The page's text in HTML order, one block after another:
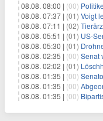
08.08. 08:00 | (00)
08.08. 07:37 | (01) Voigt
08.08. 07:11 | (02)
08.08. 05:51 | (01) US-
08.08. 05:30 | (01)
08.08. 02:35 | (00) Senat
08.08. 02:02 | (01)
08.08. 01:35 | (00) Senator
08.08. 01:35 | (00) Abgeordneter
08.08. 01:35 | (00) Bipartisan